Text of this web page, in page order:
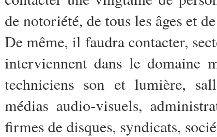
de notoriété, de tous les âges et
De même, il faudra contacter,
interviennent dans le domaine
techniciens son et lumière,
médias audio-visuels,
firmes de disques, syndicats,